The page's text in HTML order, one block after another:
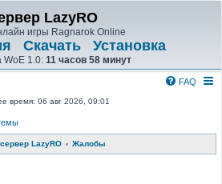
LazyRO
игры Ragnarok Online
Скачать Установка
WoE 1.0: 11 часов 58 минут
FAQ
время: 06 авг 2026, 09:01
LazyRO Жалобы